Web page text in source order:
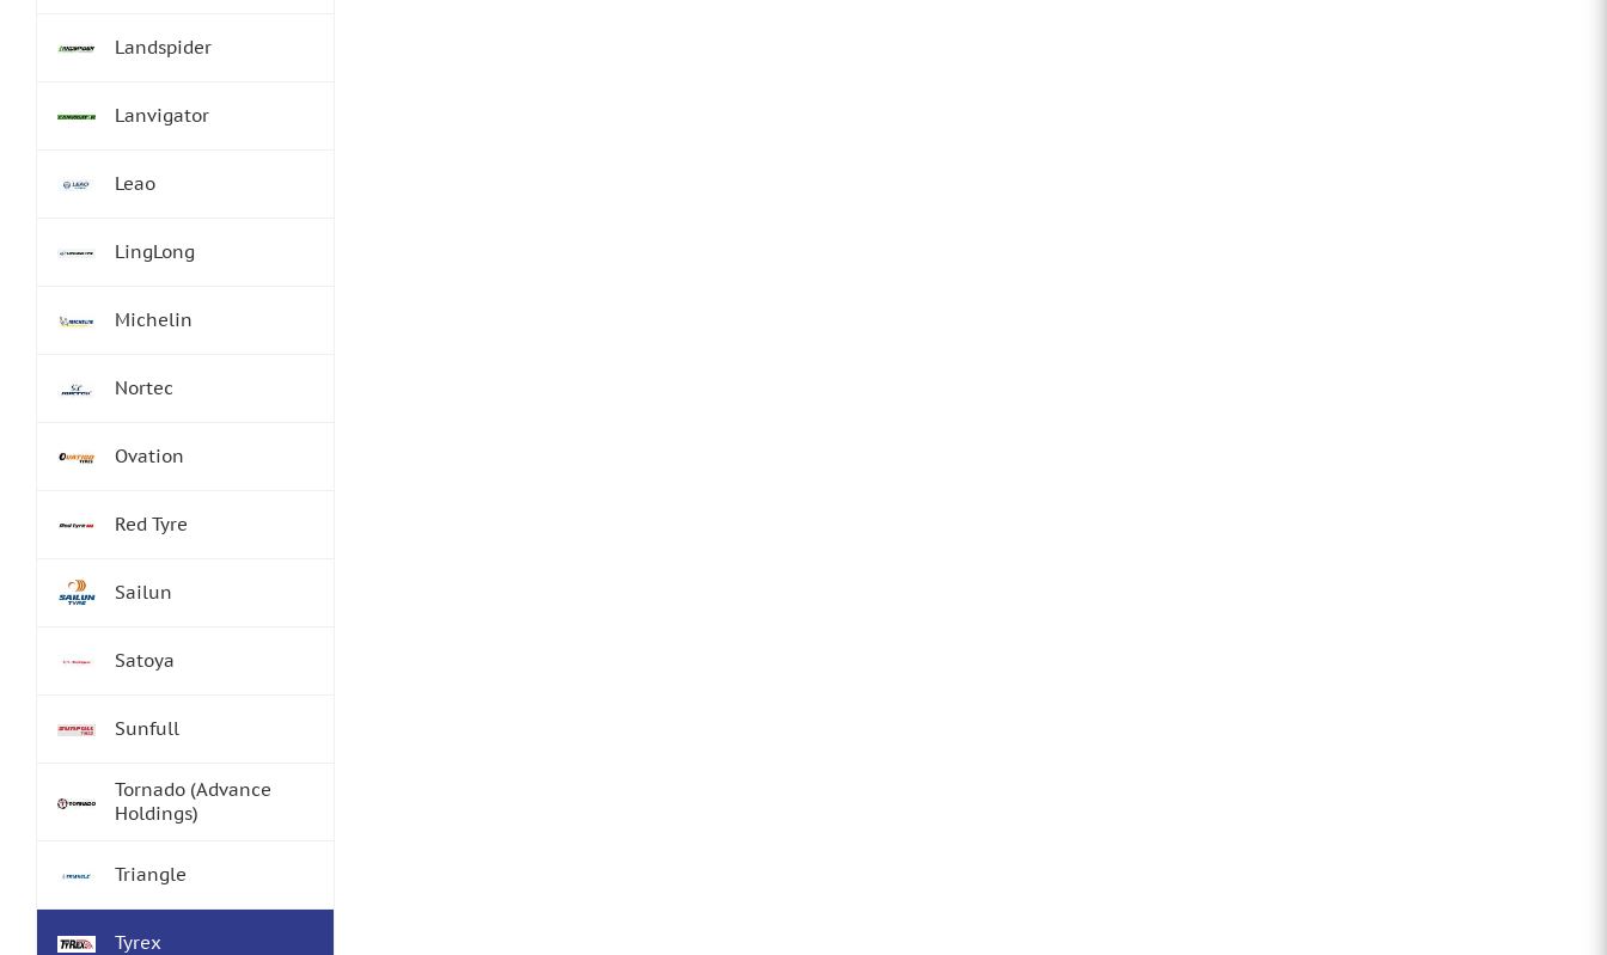
Landspider
Lanvigator
Leao
LingLong
Michelin
Nortec
Ovation
Red Tyre
Sailun
Satoya
Sunfull
Tornado (Advance
Holdings)
Triangle
Tyrex